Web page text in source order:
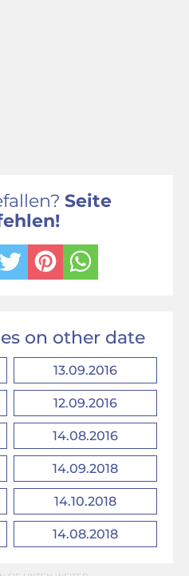
Seite
on other date
13.09.2016
12.09.2016
14.08.2016
14.09.2018
14.10.2018
14.08.2018